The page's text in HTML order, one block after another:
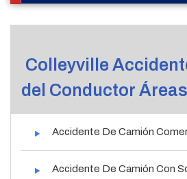
Colleyville
del Conductor
Accidente De Camión
Accidente De Camión Con